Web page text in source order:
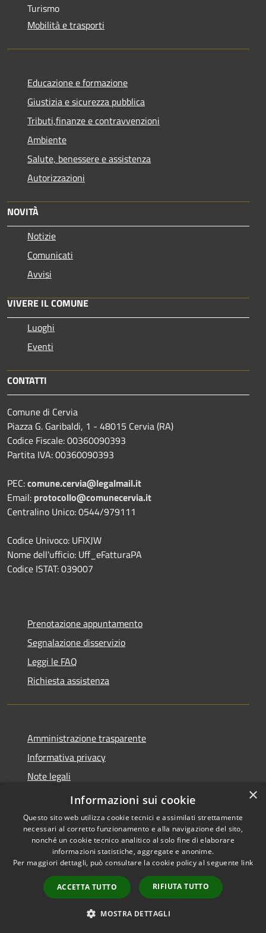
Turismo
Mobilità e trasporti
Educazione e formazione
Giustizia e sicurezza pubblica
Tributi,finanze e contravvenzioni
Ambiente
Salute, benessere e assistenza
Autorizzazioni
NOVITÀ
Notizie
Comunicati
Avvisi
VIVERE IL COMUNE
Luoghi
Eventi
CONTATTI
Comune di Cervia
Piazza G. Garibaldi, 1 - 48015 Cervia (RA)
Codice Fiscale: 00360090393
Partita IVA: 00360090393
PEC:comune.cervia@legalmail.it
Email: protocollo@comunecervia.it
Centralino Unico: 0544/979111
Codice Univoco: UFIXJW
Nome dell'ufficio: Uff_eFatturaPA
Codice ISTAT: 039007
Prenotazione appuntamento
Segnalazione disservizio
Leggi le FAQ
Richiesta assistenza
Amministrazione trasparente
Informativa privacy
Note legali
Dichiarazione di accessibilità
Accessibilità
Copyright © 2026 • Comune di
Cervia • Powered by
Municipium•
Accesso
redazione
×
Informazioni sui cookie
Questo sito web utilizza cookie tecnici e assimilati strettamente
necessari al corretto funzionamento e alla navigazione del sito,
nonché un cookie tecnico analitico al solo fine di elaborare
informazioni statistiche, aggregate e anonime.
Per maggiori dettagli, può consultare la cookie policy al seguente link
ACCETTA TUTTO RIFIUTA TUTTO
MOSTRA DETTAGLI